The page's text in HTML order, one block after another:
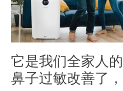
它是我们全家人
鼻子过敏改善了
我
的
鼻
子
过
敏
改
了，
然
后……